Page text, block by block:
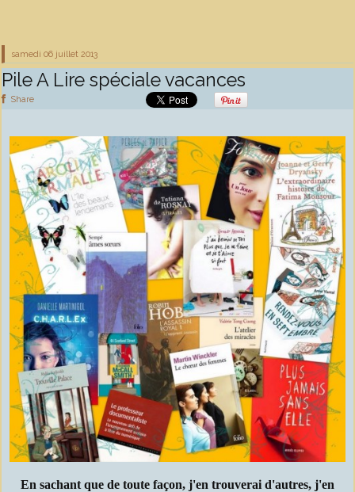
samedi 06 juillet 2013
Pile A Lire spéciale vacances
Share
En sachant que de toute façon, j'en trouverai d'autres, j'en